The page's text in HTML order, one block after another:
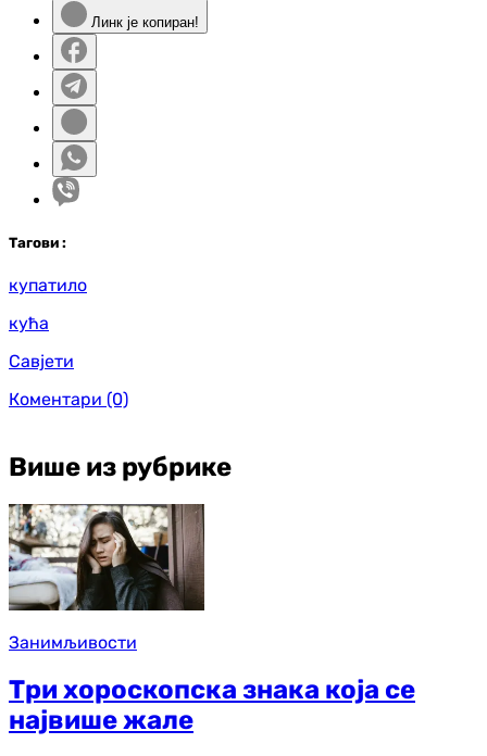
Линк је копиран!
Тагови :
купатило
кућа
Савјети
Коментари (0)
Више из рубрике
Занимљивости
Три хороскопска знака која се
највише жале